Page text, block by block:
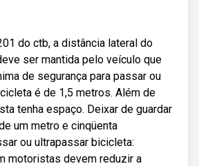
do ctb, a distância lateral do
ser mantida pelo veículo que
de segurança para passar ou
é de 1,5 metros. Além de
tenha espaço. Deixar de guardar
um metro e cinqüenta
ou ultrapassar bicicleta:
motoristas devem reduzir a